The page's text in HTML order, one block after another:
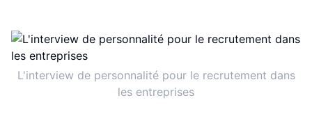
L'interview de personnalité pour le recrutement dans
les entreprises